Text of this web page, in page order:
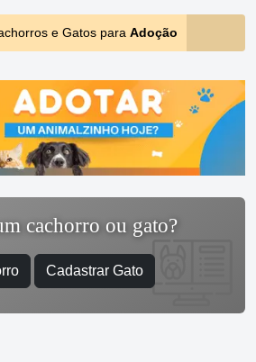
e Gatos para Adoção
cachorro ou gato?
Cadastrar Gato